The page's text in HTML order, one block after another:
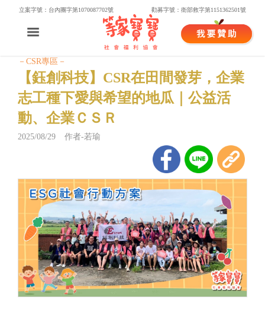
立案字號：台內團字第1070087702號 勸募字號：衛部救字第1151362501號
－CSR專區－
【鈺創科技】CSR在田間發芽，企業
志工種下愛與希望的地瓜｜公益活
動、企業ＣＳＲ
2025/08/29 作者-若瑜